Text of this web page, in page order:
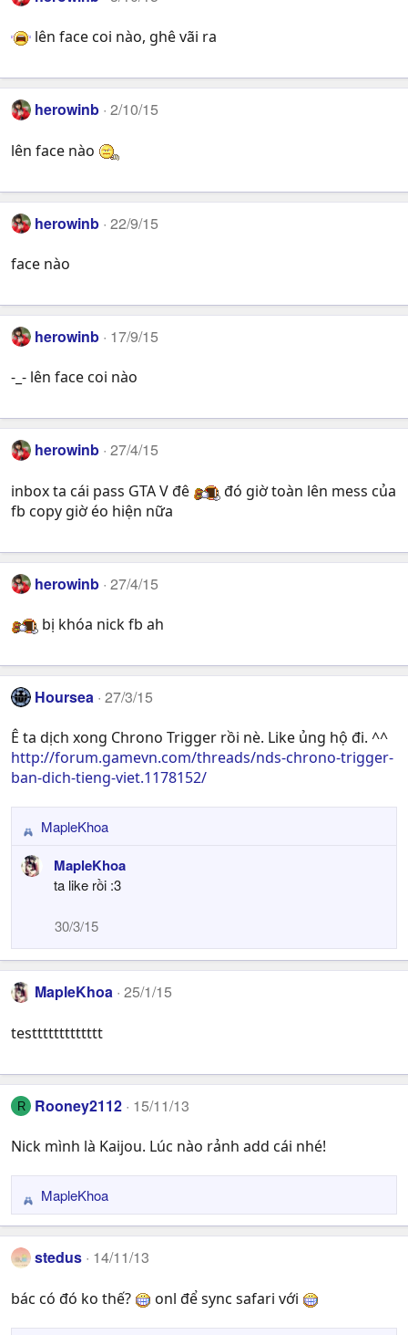
lên face coi nào, ghê vãi ra
herowinb 2/10/15
lên face nào
herowinb 22/9/15
face nào
herowinb 17/9/15
-_- lên face coi nào
herowinb 27/4/15
inbox ta cái pass GTA V đê
đó giờ toàn lên mess của
fb copy giờ éo hiện nữa
herowinb 27/4/15
bị khóa nick fb ah
Hoursea 27/3/15
Ê ta dịch xong Chrono Trigger rồi nè. Like ủng hộ đi. ^^
http://forum.gamevn.com/threads/nds-chrono-trigger-
ban-dich-tieng-viet.1178152/
R
e
a
o
n
s
:
MapleKhoa
MapleKhoa
ta like rồi :3
30/3/15
MapleKhoa 25/1/15
testtttttttttttt
R Rooney2112 15/11/13
Nick mình là Kaijou. Lúc nào rảnh add cái nhé!
R
e
a
c
i
MapleKhoa
stedus 14/11/13
bác có đó ko thế? onl để sync safari với